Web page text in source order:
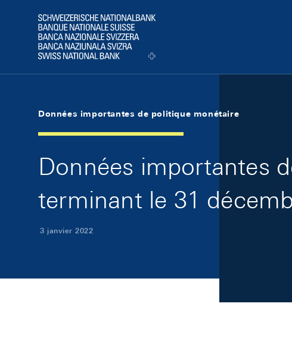
Logo
Données importantes de politique monétaire
Données importantes
terminant le 31
3 janvier 2022